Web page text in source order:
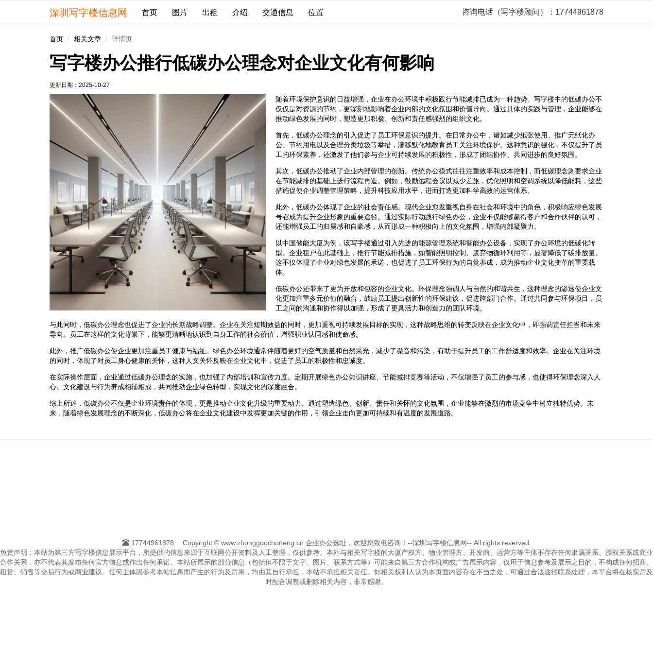
深圳写字楼信息网 首页 图片 出租 介绍 交通信息 位置 咨询电话（写字楼顾问）：17744961878
首页 相关文章 详情页
写字楼办公推行低碳办公理念对企业文化有何影响
更新日期： 2025-10-27
随着环境保护意识的日益增强，企业在办公环境中积极践行节能减排已成为一种趋势。写字楼中的低碳办公不
仅仅是对资源的节约，更深刻地影响着企业内部的文化氛围和价值导向。通过具体的实践与管理，企业能够在
推动绿色发展的同时，塑造更加积极、创新和责任感强烈的组织文化。
首先，低碳办公理念的引入促进了员工环保意识的提升。在日常办公中，诸如减少纸张使用、推广无纸化办
公、节约用电以及合理分类垃圾等举措，潜移默化地教育员工关注环境保护。这种意识的强化，不仅提升了员
工的环保素养，还激发了他们参与企业可持续发展的积极性，形成了团结协作、共同进步的良好氛围。
其次，低碳办公推动了企业内部管理的创新。传统办公模式往往注重效率和成本控制，而低碳理念则要求企业
在节能减排的基础上进行流程再造。例如，鼓励远程会议以减少差旅，优化照明和空调系统以降低能耗，这些
措施促使企业调整管理策略，提升科技应用水平，进而打造更加科学高效的运营体系。
此外，低碳办公体现了企业的社会责任感。现代企业愈发重视自身在社会和环境中的角色，积极响应绿色发展
号召成为提升企业形象的重要途径。通过实际行动践行绿色办公，企业不仅能够赢得客户和合作伙伴的认可，
还能增强员工的归属感和自豪感，从而形成一种积极向上的文化氛围，增强内部凝聚力。
以中国储能大厦为例，该写字楼通过引入先进的能源管理系统和智能办公设备，实现了办公环境的低碳化转
型。企业租户在此基础上，推行节能减排措施，如智能照明控制、废弃物循环利用等，显著降低了碳排放量。
这不仅体现了企业对绿色发展的承诺，也促进了员工环保行为的自觉养成，成为推动企业文化变革的重要载
体。
低碳办公还带来了更为开放和包容的企业文化。环保理念强调人与自然的和谐共生，这种理念的渗透使企业文
化更加注重多元价值的融合，鼓励员工提出创新性的环保建议，促进跨部门合作。通过共同参与环保项目，员
工之间的沟通和协作得以加强，形成了更具活力和创造力的团队环境。
与此同时，低碳办公理念也促进了企业的长期战略调整。企业在关注短期效益的同时，更加重视可持续发展目标的实现，这种战略思维的转变反映在企业文化中，即强调责任担当和未来
导向。员工在这样的文化背景下，能够更清晰地认识到自身工作的社会价值，增强职业认同感和使命感。
此外，推广低碳办公使企业更加注重员工健康与福祉。绿色办公环境通常伴随着更好的空气质量和自然采光，减少了噪音和污染，有助于提升员工的工作舒适度和效率。企业在关注环境
的同时，体现了对员工身心健康的关怀，这种人文关怀反映在企业文化中，促进了员工的积极性和忠诚度。
在实际操作层面，企业通过低碳办公理念的实施，也加强了内部培训和宣传力度。定期开展绿色办公知识讲座、节能减排竞赛等活动，不仅增强了员工的参与感，也使得环保理念深入人
心。文化建设与行为养成相辅相成，共同推动企业绿色转型，实现文化的深度融合。
综上所述，低碳办公不仅是企业环境责任的体现，更是推动企业文化升级的重要动力。通过塑造绿色、创新、责任和关怀的文化氛围，企业能够在激烈的市场竞争中树立独特优势。未
来，随着绿色发展理念的不断深化，低碳办公将在企业文化建设中发挥更加关键的作用，引领企业走向更加可持续和有温度的发展道路。
17744961878
Copyright © www.zhongguochuneng.cn 企业办公选址，欢迎您致电咨询！--深圳写字楼信息网-- All rights reserved.
免责声明：本站为第三方写字楼信息展示平台，所提供的信息来源于互联网公开资料及人工整理，仅供参考。本站与相关写字楼的大厦产权方、物业管理方、开发商、运营方等主体不存在任何隶属关系、授权关系或商业
合作关系，亦不代表其发布任何官方信息或作出任何承诺。本站所展示的部分信息（包括但不限于文字、图片、联系方式等）可能来自第三方合作机构或广告展示内容，仅用于信息参考及展示之目的，不构成任何招商、
租赁、销售等交易行为或商业建议。任何主体因参考本站信息而产生的行为及后果，均由其自行承担，本站不承担相关责任。如相关权利人认为本页面内容存在不当之处，可通过合法途径联系处理，本平台将在核实后及
时配合调整或删除相关内容，非常感谢。